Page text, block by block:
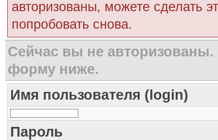
авторизованы, можете сделать
попробовать снова.
Сейчас вы не авторизованы.
форму ниже.
Имя пользователя (login)
Пароль